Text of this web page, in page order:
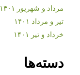
مرداد و شهریور ۱۴۰۱
تیر و مرداد ۱۴۰۱
خرداد و تیر ۱۴۰۱
دسته‌ها